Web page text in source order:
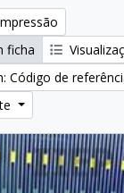
ficha
Código de